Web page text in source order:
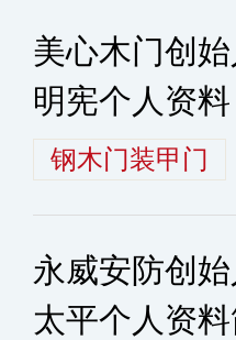
美心木门创
明宪个人资
钢木门装甲门
永威安防创
太平个人资